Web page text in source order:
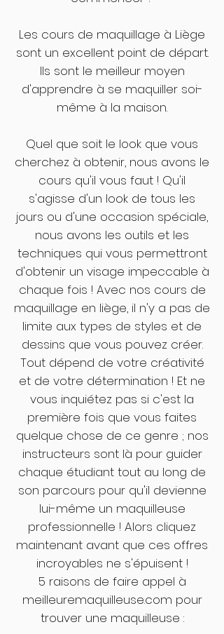
Les cours de maquillage à Liège
sont un excellent point de départ.
Ils sont le meilleur moyen
d'apprendre à se maquiller soi-
même à la maison.
Quel que soit le look que vous
cherchez à obtenir, nous avons le
cours qu'il vous faut ! Qu'il
s'agisse d'un look de tous les
jours ou d'une occasion spéciale,
nous avons les outils et les
techniques qui vous permettront
d'obtenir un visage impeccable à
chaque fois ! Avec nos cours de
maquillage en liège, il n'y a pas de
limite aux types de styles et de
dessins que vous pouvez créer.
Tout dépend de votre créativité
et de votre détermination ! Et ne
vous inquiétez pas si c'est la
première fois que vous faites
quelque chose de ce genre ; nos
instructeurs sont là pour guider
chaque étudiant tout au long de
son parcours pour qu'il devienne
lui-même un maquilleuse
professionnelle ! Alors cliquez
maintenant avant que ces offres
incroyables ne s'épuisent !
5 raisons de faire appel à
meilleuremaquilleuse.com pour
trouver une maquilleuse :